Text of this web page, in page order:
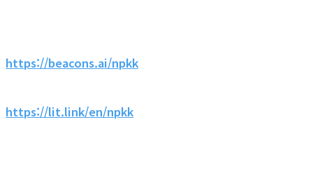
https://beacons.ai/npkk
https://lit.link/en/npkk